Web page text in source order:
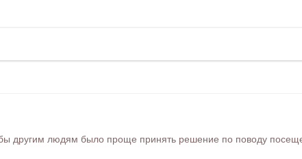
другим людям было проще принять решение по поводу